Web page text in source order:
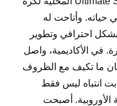
حياته. وأتاحت له
احترافي وتطوير
في الأكاديمية، واصل
ما تكيف مع الظروف
انتباه ليس فقط
الأوروبية. أصبحت